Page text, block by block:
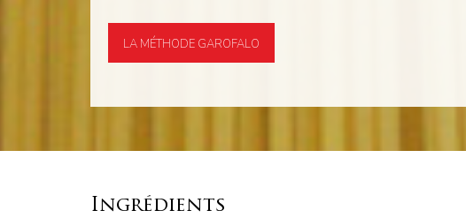
LA MÉTHODE GAROFALO
Ingrédients